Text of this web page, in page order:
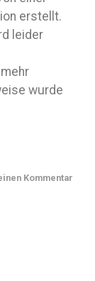
erstellt.
leider
wurde
Kommentar